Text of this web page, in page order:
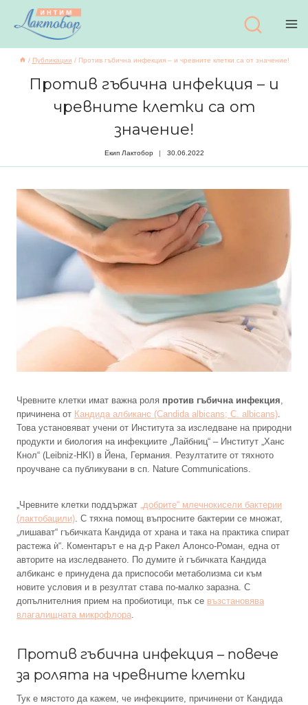
съдържанието
/ Публикации / Против гъбична инфекция – и чревните клетки са от значение!
Против гъбична инфекция – и
чревните клетки са от
значение!
Екип Лактобор 30.06.2022
Чревните клетки имат важна роля против гъбична инфекция,
причинена от Кандида албиканс (Candida albicans; C. albicans).
Това установяват учени от Института за изследване на природни
продукти и биология на инфекциите „Лайбниц“ – Институт „Ханс
Кнол“ (Leibniz-HKI) в Йена, Германия. Резултатите от тяхното
проучване са публикувани в сп. Nature Communications.
„Чревните клетки поддържат „добрите“ млечнокисели бактерии
(лактобацили). С тяхна помощ въпросните бактерии се множат,
„лишават“ гъбичката Кандида от храна и така на практика спират
растежа ѝ“. Коментарът е на д-р Ракел Алонсо-Роман, една от
авторите на изследването. По думите ѝ гъбичката Кандида
албиканс е принудена да приспособи метаболизма си към
новите условия и в резултат става по-малко заразна. С
допълнителния прием на пробиотици, пък се възстановява
влагалищната микрофлора.
Против гъбична инфекция – повече
за ролята на чревните клетки
Тук е мястото да кажем, че инфекциите, причинени от Кандида